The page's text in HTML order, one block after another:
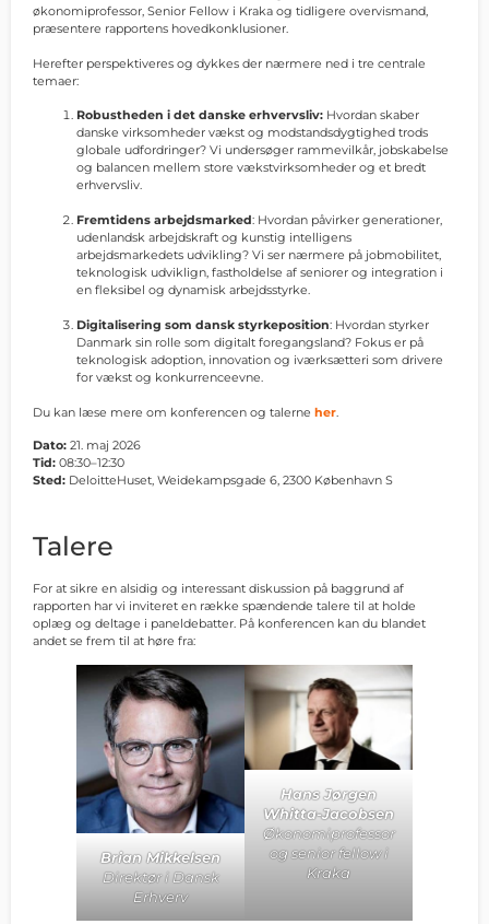
økonomiprofessor, Senior Fellow i Kraka og tidligere overvismand,
præsentere rapportens hovedkonklusioner.
Herefter perspektiveres og dykkes der nærmere ned i tre centrale
temaer:
Robustheden i det danske erhvervsliv: Hvordan skaber
danske virksomheder vækst og modstandsdygtighed trods
globale udfordringer? Vi undersøger rammevilkår, jobskabelse
og balancen mellem store vækstvirksomheder og et bredt
erhvervsliv.
Fremtidens arbejdsmarked: Hvordan påvirker generationer,
udenlandsk arbejdskraft og kunstig intelligens
arbejdsmarkedets udvikling? Vi ser nærmere på jobmobilitet,
teknologisk udviklign, fastholdelse af seniorer og integration i
en fleksibel og dynamisk arbejdsstyrke.
Digitalisering som dansk styrkeposition: Hvordan styrker
Danmark sin rolle som digitalt foregangsland? Fokus er på
teknologisk adoption, innovation og iværksætteri som drivere
for vækst og konkurrenceevne.
Du kan læse mere om konferencen og talerne her
Dato: 21. maj 2026
Tid: 08:30–12:30
Sted: DeloitteHuset, Weidekampsgade 6, 2300 København S
Talere
For at sikre en alsidig og interessant diskussion på baggrund af
rapporten har vi inviteret en række spændende talere til at holde
oplæg og deltage i paneldebatter. På konferencen kan du blandet
andet se frem til at høre fra:
Brian Mikkelsen
Direktør i Dansk
Erhverv
Hans Jørgen
Whitta-Jacobsen
Økonomiprofessor
og senior fellow i
Kraka